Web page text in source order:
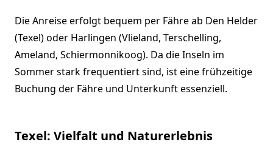
Die Anreise erfolgt bequem per Fähre ab Den Helder
(Texel) oder Harlingen (Vlieland, Terschelling,
Ameland, Schiermonnikoog). Da die Inseln im
Sommer stark frequentiert sind, ist eine frühzeitige
Buchung der Fähre und Unterkunft essenziell.
Texel: Vielfalt und Naturerlebnis